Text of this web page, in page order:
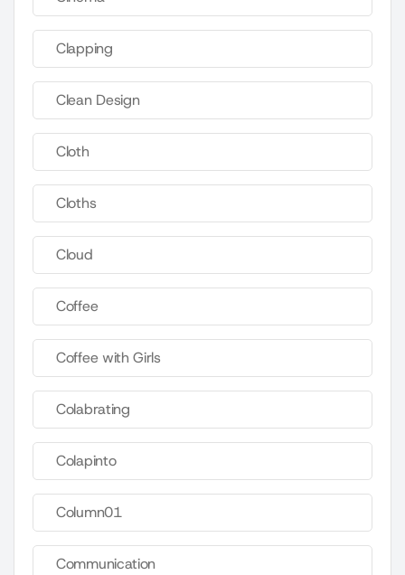
Clapping
Clean Design
Cloth
Cloths
Cloud
Coffee
Coffee with Girls
Colabrating
Colapinto
Column01
Communication